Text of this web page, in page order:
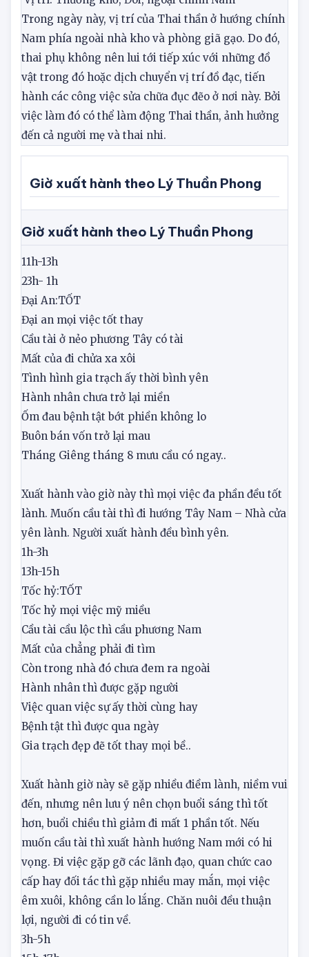
Ngày: Nhâm Ngọ
Vị trí: Thương khố, Đôi, ngoại chính Nam
Trong ngày này, vị trí của Thai thần ở hướng chính
Nam phía ngoài nhà kho và phòng giã gạo. Do đó,
thai phụ không nên lui tới tiếp xúc với những đồ
vật trong đó hoặc dịch chuyển vị trí đồ đạc, tiến
hành các công việc sửa chữa đục đẽo ở nơi này. Bởi
việc làm đó có thể làm động Thai thần, ảnh hưởng
Giờ xuất hành theo Lý Thuần Phong
Giờ xuất hành theo Lý Thuần Phong
23h- 1h
Đại An:
TỐT
Đại an mọi việc tốt thay
Mất của đi chửa xa xôi
Tình hình gia trạch ấy thời bình yên
Hành nhân chưa trở lại miền
Ốm đau bệnh tật bớt phiền không lo
Buôn bán vốn trở lại mau
Xuất hành vào giờ này thì mọi việc đa phần đều tốt
lành. Muốn cầu tài thì đi hướng Tây Nam – Nhà cửa
13h-15h
Tốc hỷ:
TỐT
Tốc hỷ mọi việc mỹ miều
Cầu tài cầu lộc thì cầu phương Nam
Mất của chẳng phải đi tìm
Còn trong nhà đó chưa đem ra ngoài
Hành nhân thì được gặp người
Việc quan việc sự ấy thời cùng hay
Bệnh tật thì được qua ngày
Xuất hành giờ này sẽ gặp nhiều điềm lành, niềm vui
đến, nhưng nên lưu ý nên chọn buổi sáng thì tốt
hơn, buổi chiều thì giảm đi mất 1 phần tốt. Nếu
muốn cầu tài thì xuất hành hướng Nam mới có hi
vọng. Đi việc gặp gỡ các lãnh đạo, quan chức cao
cấp hay đối tác thì gặp nhiều may mắn, mọi việc
êm xuôi, không cần lo lắng. Chăn nuôi đều thuận